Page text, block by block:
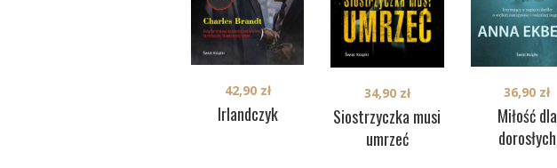
Irlandczyk
42,90 zł
Siostrzyczka musi
umrzeć
34,90 zł
Miłość dla
dorosłych
36,90 zł